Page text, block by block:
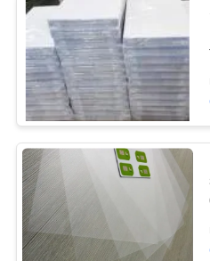
SITO
PRIVACY
POLICY